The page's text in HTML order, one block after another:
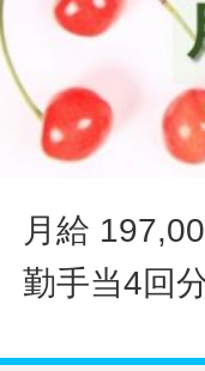
月給
勤手当4回